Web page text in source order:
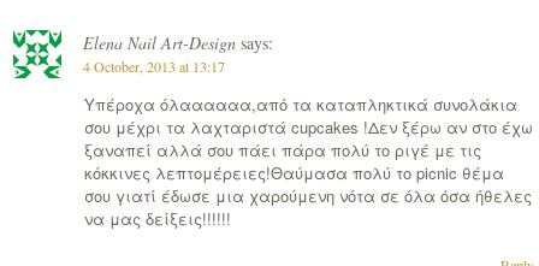
Elena Nail Art-Design says:
4 October, 2013 at 13:17
Υπέροχα όλαααααα,από τα καταπληκτικά συνολάκια
σου μέχρι τα λαχταριστά cupcakes !Δεν ξέρω αν στο έχω
ξαναπεί αλλά σου πάει πάρα πολύ το ριγέ με τις
κόκκινες λεπτομέρειες!Θαύμασα πολύ το picnic θέμα
σου γιατί έδωσε μια χαρούμενη νότα σε όλα όσα ήθελες
να μας δείξεις!!!!!!